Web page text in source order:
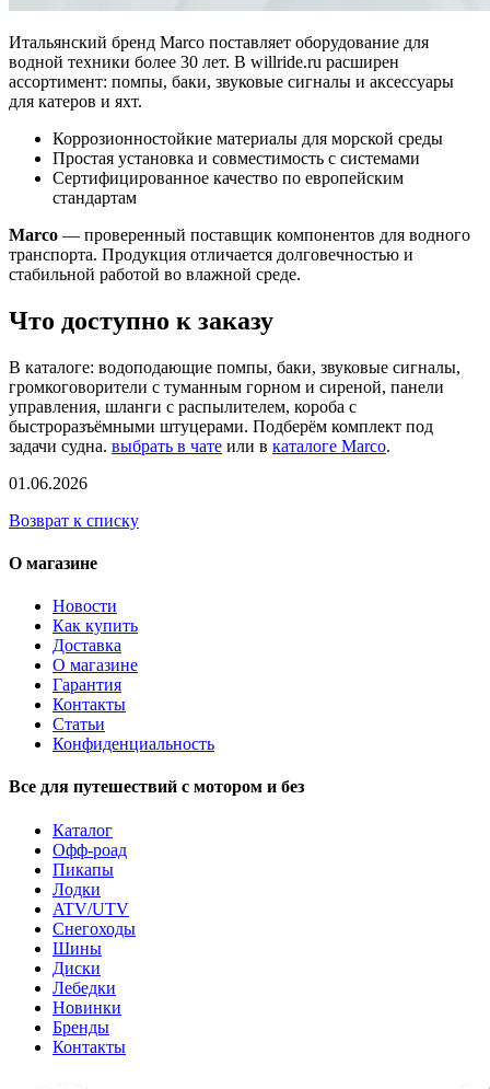
Итальянский бренд Marco поставляет оборудование для
водной техники более 30 лет. В willride.ru расширен
ассортимент: помпы, баки, звуковые сигналы и аксессуары
для катеров и яхт.
Коррозионностойкие материалы для морской среды
Простая установка и совместимость с системами
Сертифицированное качество по европейским
стандартам
Marco — проверенный поставщик компонентов для водного
транспорта. Продукция отличается долговечностью и
стабильной работой во влажной среде.
Что доступно к заказу
В каталоге: водоподающие помпы, баки, звуковые сигналы,
громкоговорители с туманным горном и сиреной, панели
управления, шланги с распылителем, короба с
быстроразъёмными штуцерами. Подберём комплект под
задачи судна. выбрать в чате или в каталоге Marco.
01.06.2026
Возврат к списку
О магазине
Новости
Как купить
Доставка
О магазине
Гарантия
Контакты
Статьи
Конфиденциальность
Все для путешествий с мотором и без
Каталог
Офф-роад
Пикапы
Лодки
ATV/UTV
Снегоходы
Шины
Диски
Лебедки
Новинки
Бренды
Контакты